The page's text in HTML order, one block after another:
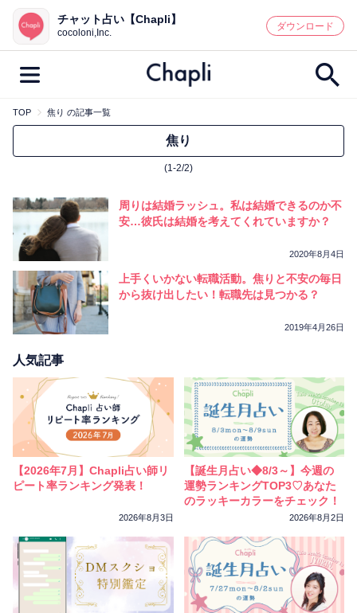
鑑定記事・占い師検索
最新記事一覧
カテゴリー別
鑑定
キーワード別
彼の気持ち 恋の行方 時期
今週の運勢
相性
チャット占い【Chapli】
cocoloni,Inc.
ダウンロード
TOP 焦り の記事一覧
焦り
(1-2/2)
周りは結婚ラッシュ。私は結婚できるのか不
安…彼氏は結婚を考えてくれていますか？
2020年8月4日
上手くいかない転職活動。焦りと不安の毎日
から抜け出したい！転職先は見つかる？
2019年4月26日
人気記事
【2026年7月】Chapli占い師リ
ピート率ランキング発表！
2026年8月3日
【誕生月占い◆8/3～】今週の
運勢ランキングTOP3♡あなた
のラッキーカラーをチェック！
2026年8月2日